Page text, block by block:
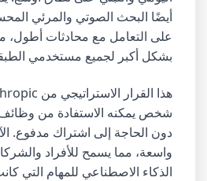
أيضًا البحث الصوتي والمرئي
على التعامل مع محادثات أطول،
بشكل أكبر لجميع مستخدمي
دون الحاجة إلى اشتراك مدفوع.
واسعة، مما يسمح للأفراد
الذكاء الاصطناعي للمهام التي